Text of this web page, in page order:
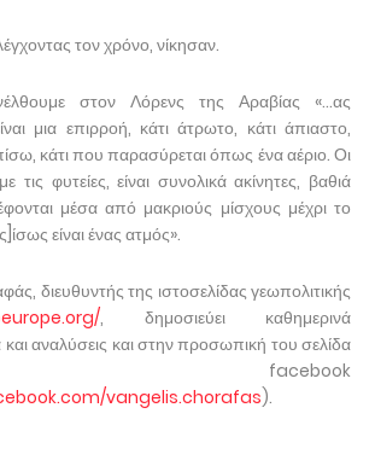
τον χρόνο, νίκησαν.
στον Λόρενς της Αραβίας «…ας
μια επιρροή, κάτι άτρωτο, κάτι άπιαστο,
κάτι που παρασύρεται όπως ένα αέριο. Οι
τις φυτείες, είναι συνολικά ακίνητες, βαθιά
μέσα από μακριούς μίσχους μέχρι το
είναι ένας ατμός».
διευθυντής της ιστοσελίδας γεωπολιτικής
, δημοσιεύει καθημερινά
αναλύσεις και στην προσωπική του σελίδα
facebook
vangelis.chorafas).